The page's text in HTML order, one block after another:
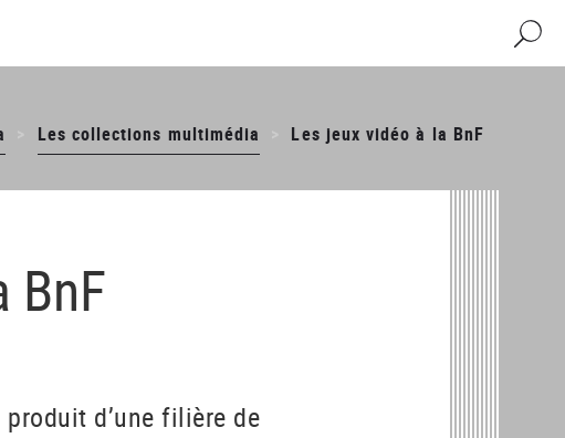
Les collections multimédia Les jeux vidéo à la BnF
BnF
d’une filière de